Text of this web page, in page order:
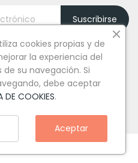
Suscribirse
- Todos los derechos
cookies propias y de
la experiencia del
su navegación. Si
debe aceptar
DE COOKIES.
Aceptar